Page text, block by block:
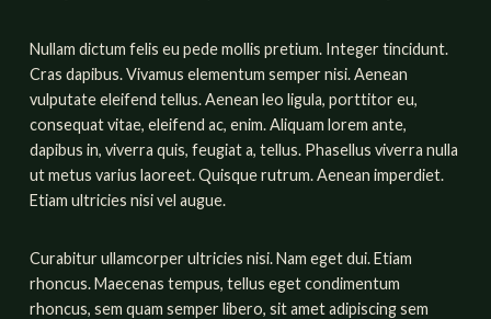
Nullam dictum felis eu pede mollis pretium. Integer tincidunt.
Cras dapibus. Vivamus elementum semper nisi. Aenean
vulputate eleifend tellus. Aenean leo ligula, porttitor eu,
consequat vitae, eleifend ac, enim. Aliquam lorem ante,
dapibus in, viverra quis, feugiat a, tellus. Phasellus viverra nulla
ut metus varius laoreet. Quisque rutrum. Aenean imperdiet.
Etiam ultricies nisi vel augue.
Curabitur ullamcorper ultricies nisi. Nam eget dui. Etiam
rhoncus. Maecenas tempus, tellus eget condimentum
rhoncus, sem quam semper libero, sit amet adipiscing sem